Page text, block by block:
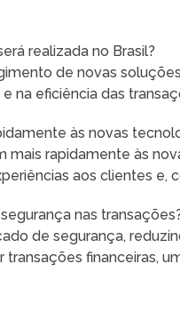
realizada no Brasil?
de novas
na eficiência das
às novas
mais rapidamente às
aos clientes e,
nas
de segurança,
financeiras,